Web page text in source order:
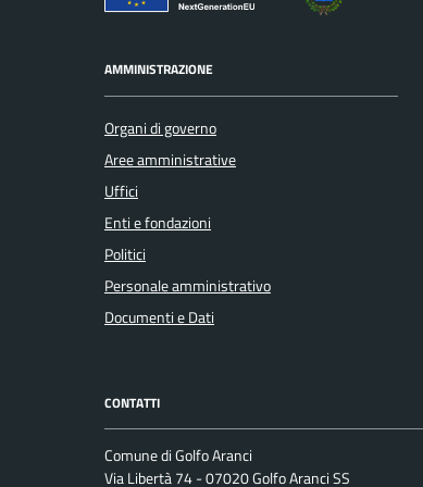
AMMINISTRAZIONE
Organi di governo
Aree amministrative
Uffici
Enti e fondazioni
Politici
Personale amministrativo
Documenti e Dati
CONTATTI
Comune di Golfo Aranci
Via Libertà 74 - 07020 Golfo Aranci SS